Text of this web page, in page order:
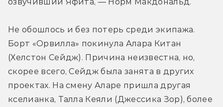
Не обошлось и без потерь среди экипажа.
Борт «Орвилла» покинула Алара Китан
(Хелстон Сейдж). Причина неизвестна, но,
скорее всего, Сейдж была занята в других
проектах. На смену Аларе пришла другая
кселианка, Талла Кеяли (Джессика Зор), более